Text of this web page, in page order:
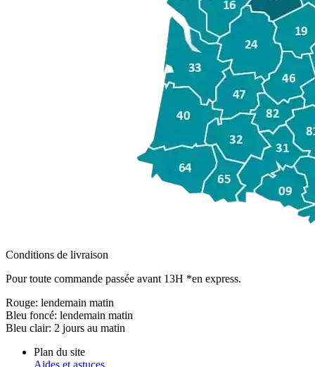
Conditions de livraison
Pour toute commande passée avant 13H *en express.
Rouge: lendemain matin
Bleu foncé: lendemain matin
Bleu clair: 2 jours au matin
Plan du site
Aides et astuces